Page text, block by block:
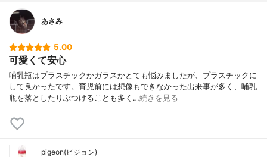
あさみ
5.00
可愛くて安心
哺乳瓶はプラスチックかガラスかとても悩みましたが、プラスチックに
して良かったです。育児前には想像もできなかった出来事が多く、哺乳
瓶を落としたりぶつけることも多く…続きを見る
pigeon(ピジョン)